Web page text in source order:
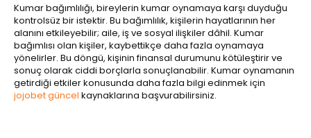
Kumar bağımlılığı, bireylerin kumar oynamaya karşı duyduğu
kontrolsüz bir istektir. Bu bağımlılık, kişilerin hayatlarının her
alanını etkileyebilir; aile, iş ve sosyal ilişkiler dâhil. Kumar
bağımlısı olan kişiler, kaybettikçe daha fazla oynamaya
yönelirler. Bu döngü, kişinin finansal durumunu kötüleştirir ve
sonuç olarak ciddi borçlarla sonuçlanabilir. Kumar oynamanın
getirdiği etkiler konusunda daha fazla bilgi edinmek için
jojobet güncel kaynaklarına başvurabilirsiniz.